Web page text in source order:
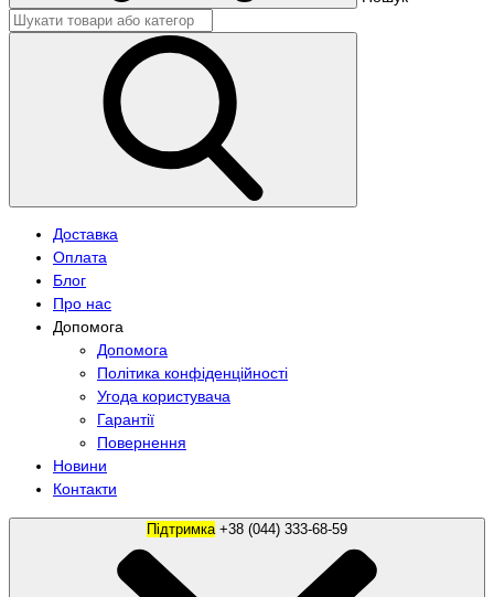
Доставка
Оплата
Блог
Про нас
Допомога
Допомога
Політика конфіденційності
Угода користувача
Гарантії
Повернення
Новини
Контакти
Підтримка